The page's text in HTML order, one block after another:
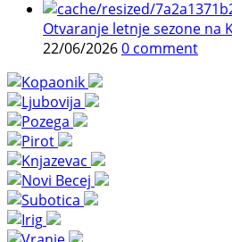
Otvaranje letnje sezone na
22/06/20260 comment